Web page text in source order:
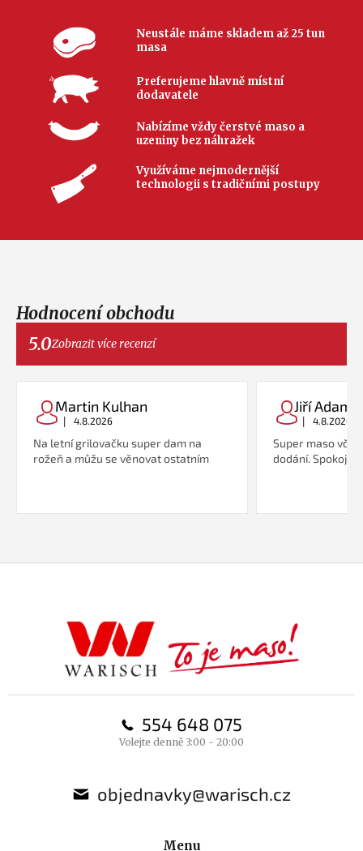
Neustále máme skladem až 25 tun
masa
Preferujeme hlavně místní
dodavatele
Nabízíme vždy čerstvé maso a
uzeniny bez náhražek
Využíváme nejmodernější
technologii s tradičními postupy
Hodnocení obchodu
5.0Zobrazit více recenzí
Martin Kulhan
| 4.8.2026
Na letní grilovačku super dam na
rožeň a můžu se věnovat ostatním
Jiří
| 4.8.2026
Super maso
dodání.
554 648 075
Volejte denně 3:00 - 20:00
objednavky@warisch.cz
Menu